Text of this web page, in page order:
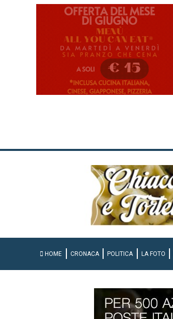
HOME CRONACA POLITICA LA FOTO